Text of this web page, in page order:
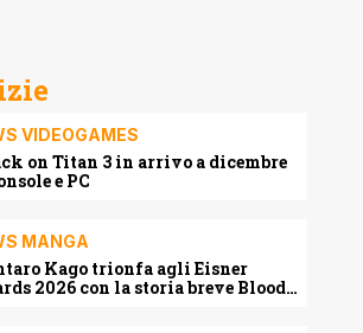
VIDEOGAMES
on Titan 3 in arrivo a dicembre
e PC
MANGA
Kago trionfa agli Eisner
2026 con la storia breve Blood